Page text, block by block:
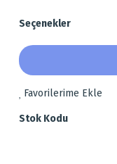
Seçenekler
Stok Kodu